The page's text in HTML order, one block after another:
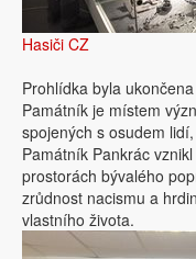
Hasiči CZ
Prohlídka byla
Památník je místem
spojených s osudem
Památník Pankrác
prostorách bývalého
zrůdnost nacismu a
vlastního života.